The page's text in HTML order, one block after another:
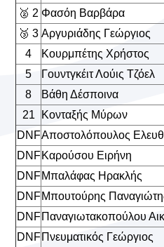
🥈 2 Φασόη Βαρβάρα
🥉 3 Αργυριάδης Γεώργιος
4
Κουρμπέτης Χρήστος
5
Γουντγκέιτ Λούις Τζόελ
8
Βάθη Δέσποινα
21
Κονταξής Μύρων
DNFΑποστολόπουλος
DNFΚαρούσου Ειρήνη
DNFΜπαλάφας Ηρακλής
DNFΜπουτούρης
DNFΠαναγιωτακοπούλου
DNFΠνευματικός Γεώργιος